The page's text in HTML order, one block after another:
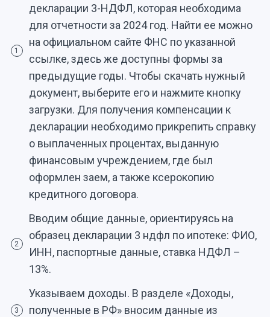
1
декларации 3-НДФЛ, которая необходима
для отчетности за 2024 год. Найти ее можно
на официальном сайте ФНС по указанной
ссылке, здесь же доступны формы за
предыдущие годы. Чтобы скачать нужный
документ, выберите его и нажмите кнопку
загрузки. Для получения компенсации к
декларации необходимо прикрепить справку
о выплаченных процентах, выданную
финансовым учреждением, где был
оформлен заем, а также ксерокопию
кредитного договора.
2
Вводим общие данные, ориентируясь на
образец декларации 3 ндфл по ипотеке: ФИО,
ИНН, паспортные данные, ставка НДФЛ –
13%.
3
Указываем доходы. В разделе «Доходы,
полученные в РФ» вносим данные из